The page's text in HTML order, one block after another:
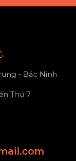
- Bắc Ninh
Thứ 7